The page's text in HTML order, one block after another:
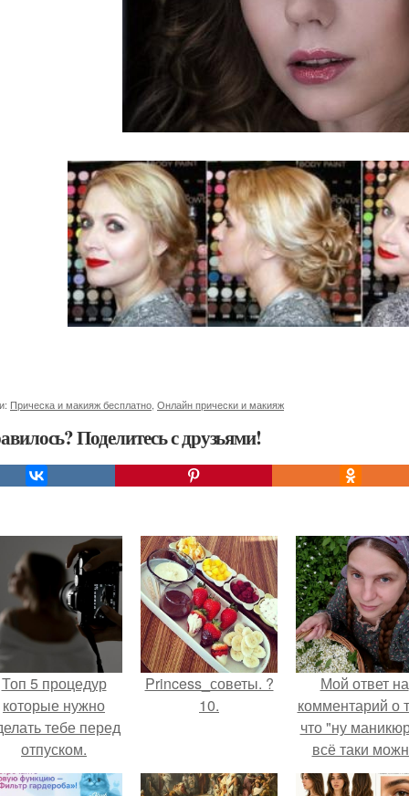
Прическа и макияж бесплатно, Онлайн прически и макияж
Поделитесь с друзьями!
Топ 5 процедур
которые нужно
тебе перед
отпуском.
Princess_советы. ?
10.
Мой ответ на
комментарий о
что "ну
всё таки
было бы